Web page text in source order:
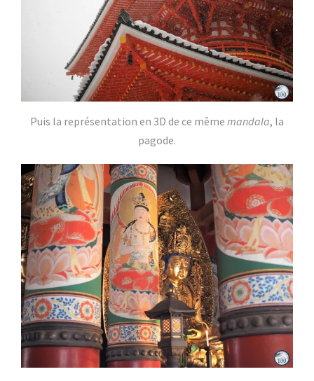
Puis la représentation en 3D de ce même mandala, la
pagode.